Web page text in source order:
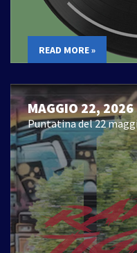
READ MORE »
MAGGIO 22, 2026
Puntatina del 22